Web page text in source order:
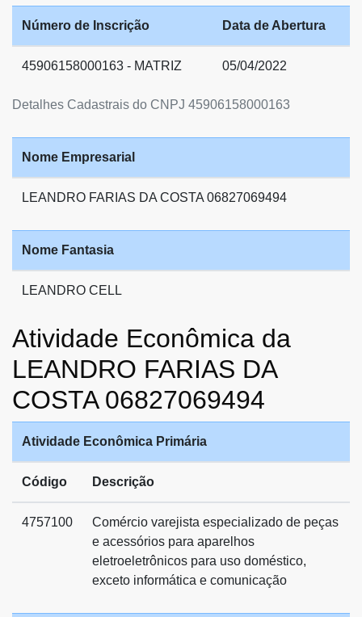
Detalhes Cadastrais do CNPJ 45906158000163
Número de Inscrição Data de Abertura
45906158000163 - MATRIZ 05/04/2022
Nome Empresarial
LEANDRO FARIAS DA COSTA 06827069494
Nome Fantasia
LEANDRO CELL
Atividade Econômica da
LEANDRO FARIAS DA
COSTA 06827069494
Atividade Econômica Primária
Código Descrição
4757100
Comércio varejista especializado de peças
e acessórios para aparelhos
eletroeletrônicos para uso doméstico,
exceto informática e comunicação